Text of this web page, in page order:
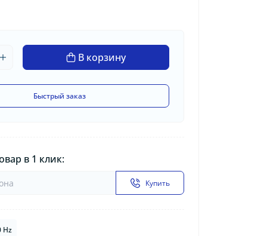
В корзину
Быстрый заказ
в 1 клик:
Купить
Hz